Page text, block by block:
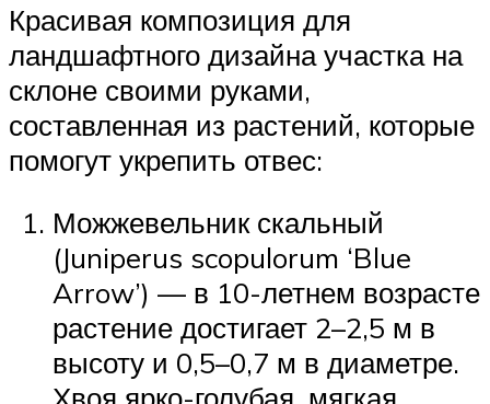
Красивая композиция для
ландшафтного дизайна участка на
склоне своими руками,
составленная из растений, которые
помогут укрепить отвес:
Можжевельник скальный
(Juniperus scopulorum ‘Blue
Arrow’) — в 10-летнем возрасте
растение достигает 2–2,5 м в
высоту и 0,5–0,7 м в диаметре.